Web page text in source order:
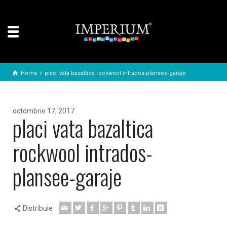
Home placi vata bazaltica rockwool intrados-plansee-garaje
octombrie 17, 2017
placi vata bazaltica
rockwool intrados-
plansee-garaje
Distribuie